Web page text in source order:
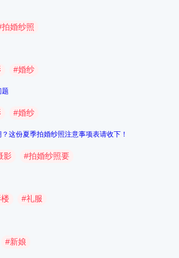
拍婚纱照
#婚纱
#婚纱
这份夏季拍婚纱照注意事项表请收下！
影 #拍婚纱照要
#礼服
#新娘